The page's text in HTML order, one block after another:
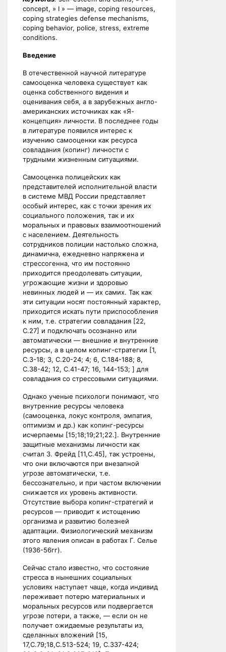
concept, » I » — image, coping resources,
coping strategies defense mechanisms,
coping behavior, police, stress, extreme
conditions.
Введение
В отечественной научной литературе
самооценка человека существует как
оценка собственного видения и
оценивания себя, а в зарубежных англо-
американских источниках как «Я-
концепция» личности. В последнее годы
в литературе появился интерес к
изучению самооценки как ресурса
совладания (копинг) личности с
трудными жизненным ситуациями.
Самооценка полицейских как
представителей исполнительной власти
в системе МВД России представляет
особый интерес, как с точки зрения их
социального положения, так и их
моральных и правовых взаимоотношений
с населением. Деятельность
сотрудников полиции настолько сложна,
динамична, ежедневно напряжена и
стрессогенна, что им постоянно
приходится преодолевать ситуации,
угрожающие жизни и здоровью
невинных людей и — их самих. Так как
эти ситуации носят постоянный характер,
приходится искать пути приспособления
к ним, т.е. стратегии совладания [22,
С.27] и подключать осознанно или
автоматически — внешние и внутренние
ресурсы, а в целом копинг-стратегии [1,
С.3-18; 3, С.20-24; 4; 6, С.184-188; 8,
С.38-42; 12, С.41-47; 16, 144-153; ] для
совладания со стрессовыми ситуациями.
Однако ученые психологи понимают, что
внутренние ресурсы человека
(самооценка, локус контроля, эмпатия,
оптимизм и др.) как копинг-ресурсы
исчерпаемы [15;18;19;21;22.]. Внутренние
защитные механизмы личности как
считал З. Фрейд [11,С.45], так устроены,
что они включаются при внезапной
угрозе автоматически, т.е.
бессознательно, и при частом включении
снижается их уровень активности.
Отсутствие выбора копинг-стратегий и
ресурсов — приводит к истощению
организма и развитию болезней
адаптации. Физиологический механизм
этого явления описан в работах Г. Селье
(1936-56гг).
Сейчас стало известно, что состояние
стресса в нынешних социальных
условиях наступает чаще, когда индивид
переживает потерю материальных и
моральных ресурсов или подвергается
угрозе потери, а также, — если он не
получает ожидаемые результаты из,
сделанных вложений [15,
17,С.79;18,С.513-524; 19, С.337-424;